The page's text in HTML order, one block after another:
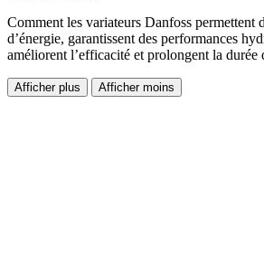
Comment les variateurs Danfoss permettent
d’énergie, garantissent des performances
améliorent l’efficacité et prolongent la durée
Afficher plus Afficher moins